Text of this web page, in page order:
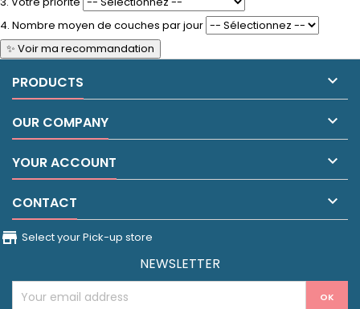
4. Nombre moyen de couches par jour
✨ Voir ma recommandation
PRODUCTS 
OUR COMPANY 
YOUR ACCOUNT 
CONTACT

store_front
Select your Pick-up store
NEWSLETTER